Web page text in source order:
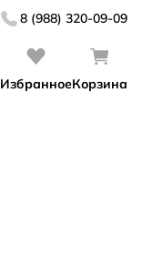
8 (988) 320-09-09
ИзбранноеКорзина